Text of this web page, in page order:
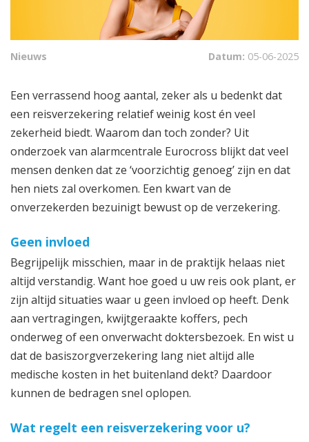
Nieuws Datum: 05-06-2025
Een verrassend hoog aantal, zeker als u bedenkt dat
een reisverzekering relatief weinig kost én veel
zekerheid biedt. Waarom dan toch zonder? Uit
onderzoek van alarmcentrale Eurocross blijkt dat veel
mensen denken dat ze ‘voorzichtig genoeg’ zijn en dat
hen niets zal overkomen. Een kwart van de
onverzekerden bezuinigt bewust op de verzekering.
Geen invloed
Begrijpelijk misschien, maar in de praktijk helaas niet
altijd verstandig. Want hoe goed u uw reis ook plant, er
zijn altijd situaties waar u geen invloed op heeft. Denk
aan vertragingen, kwijtgeraakte koffers, pech
onderweg of een onverwacht doktersbezoek. En wist u
dat de basiszorgverzekering lang niet altijd alle
medische kosten in het buitenland dekt? Daardoor
kunnen de bedragen snel oplopen.
Wat regelt een reisverzekering voor u?